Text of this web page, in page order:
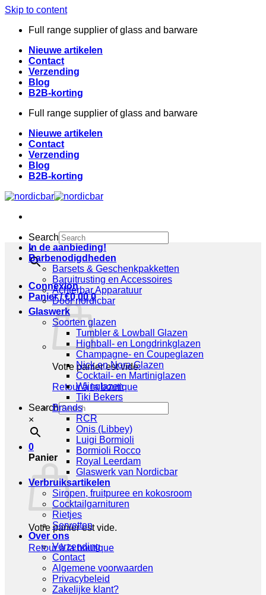
Skip to content
Full range supplier of glass and barware
Nieuwe artikelen
Contact
Verzending
Blog
B2B-korting
Full range supplier of glass and barware
Nieuwe artikelen
Contact
Verzending
Blog
B2B-korting
Search
×
Connexion
Panier /€0,00 0
Votre panier est vide.
Retour à la boutique
Search
×
0
Panier
Votre panier est vide.
Retour à la boutique
In de aanbieding!
Barbenodigdheden
Barsets & Geschenkpakketten
Baruitrusting en Accessoires
Achterbar Apparatuur
Door nordicbar
Glaswerk
Soorten glazen
Tumbler & Lowball Glazen
Highball- en Longdrinkglazen
Champagne- en Coupeglazen
Nick en Nora Glazen
Cocktail- en Martiniglazen
Wijnglazen
Tiki Bekers
Brands
RCR
Onis (Libbey)
Luigi Bormioli
Bormioli Rocco
Royal Leerdam
Glaswerk van Nordicbar
Verbruiksartikelen
Siropen, fruitpuree en kokosroom
Cocktailgarnituren
Rietjes
Servetten
Over ons
Verzending
Contact
Algemene voorwaarden
Privacybeleid
Zakelijke klant?